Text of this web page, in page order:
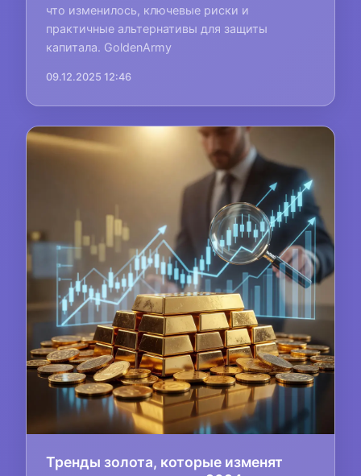
что изменилось, ключевые риски и
практичные альтернативы для защиты
капитала. GoldenArmy
09.12.2025 12:46
Тренды золота, которые изменят